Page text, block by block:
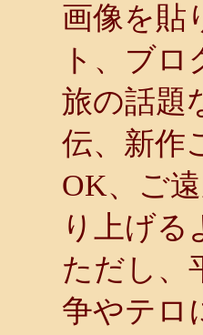
画像を貼
ト、ブ
旅の話題
伝、新作
OK、ご
り上げる
ただし、
争やテロ